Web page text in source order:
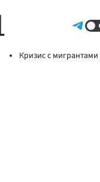
Кризис с мигрантами